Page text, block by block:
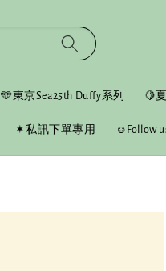
🩵東京Sea25th Duffy系列 🍋
✶私訊下單專用 ☺︎Follow